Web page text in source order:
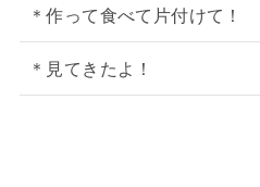
＊作って食べて片付けて！
＊見てきたよ！